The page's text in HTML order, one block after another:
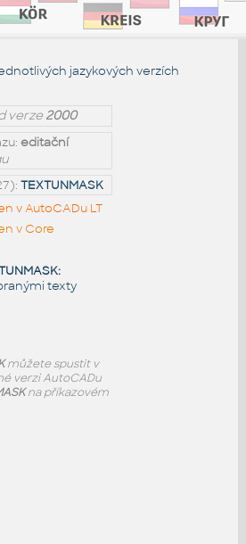
jazykových verzích
verze2000
editační
TEXTUNMASK
v AutoCADu LT
v Core
texty
můžete spustit v
verzi AutoCADu
na příkazovém